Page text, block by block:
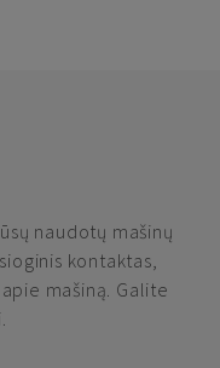
naudotų mašinų
kontaktas,
mašiną. Galite